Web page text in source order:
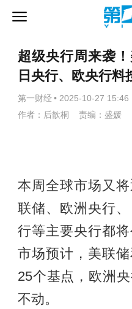
超级央行周来袭
日央行、欧央行料
第一财经 • 2025-10-27 15:46
作者：后歆桐 责编：盛媛
本周全球市场又
联储、欧洲央行
行等主要央行都将
市场预计，美联
25个基点，欧洲
不动。